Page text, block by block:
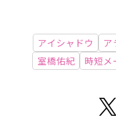
アイシャドウ ア
室橋佑紀
時短メ